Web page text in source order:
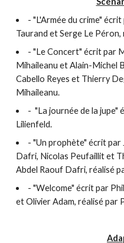
- "L'Armée du crime"
Taurand et Serge Le
- "Le Concert" écrit par
Mihaileanu et Alain-Michel
Cabello Reyes et Thierry
Mihaileanu.
- "La journée de la jupe"
Lilienfeld.
- "Un prophète" écrit par
Dafri, Nicolas Peufaillit et
Abdel Raouf Dafri, réalisé
- "Welcome" écrit par
et Olivier Adam, réalisé par